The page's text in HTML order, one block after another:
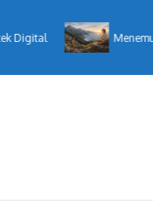
Menemukan-Mu